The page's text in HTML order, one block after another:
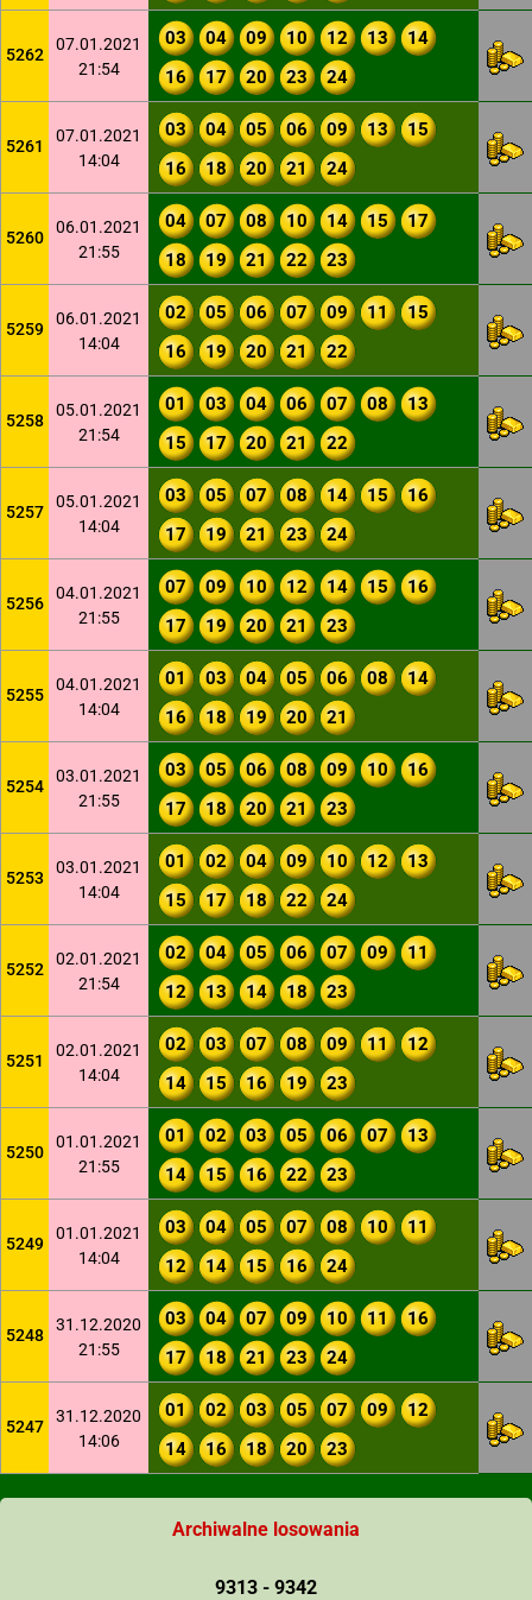
5262
07.01.2021
21:54
03 04 09 10 12 13
14
16
17 20 23 24
5261
07.01.2021
14:04
03 04 05 06 09 13
15
16
18 20 21 24
5260
06.01.2021
21:55
04 07 08 10 14 15
17
18
19 21 22 23
5259
06.01.2021
14:04
02 05 06 07 09 11
15
16
19 20 21 22
5258
05.01.2021
21:54
01 03 04 06 07 08
13
15
17 20 21 22
5257
05.01.2021
14:04
03 05 07 08 14 15
16
17
19 21 23 24
5256
04.01.2021
21:55
07 09 10 12 14 15
16
17
19 20 21 23
5255
04.01.2021
14:04
01 03 04 05 06 08
14
16
18 19 20 21
5254
03.01.2021
21:55
03 05 06 08 09 10
16
17
18 20 21 23
5253
03.01.2021
14:04
01 02 04 09 10 12
13
15
17 18 22 24
5252
02.01.2021
21:54
02 04 05 06 07 09
11
12
13 14 18 23
5251
02.01.2021
14:04
02 03 07 08 09 11
12
14
15 16 19 23
5250
01.01.2021
21:55
01 02 03 05 06 07
13
14
15 16 22 23
5249
01.01.2021
14:04
03 04 05 07 08 10
11
12
14 15 16 24
5248
31.12.2020
21:55
03 04 07 09 10 11
16
17
18 21 23 24
5247
31.12.2020
14:06
01 02 03 05 07 09
12
14
16 18 20 23
Archiwalne losowania
9313 - 9342